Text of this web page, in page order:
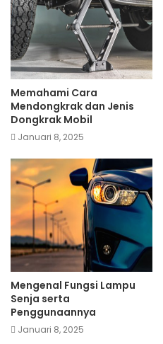
Memahami Cara
Mendongkrak dan Jenis
Dongkrak Mobil
Januari 8, 2025
Mengenal Fungsi Lampu
Senja serta
Penggunaannya
Januari 8, 2025